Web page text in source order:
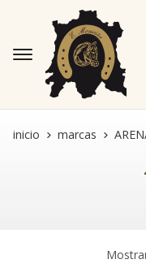
inicio marcas